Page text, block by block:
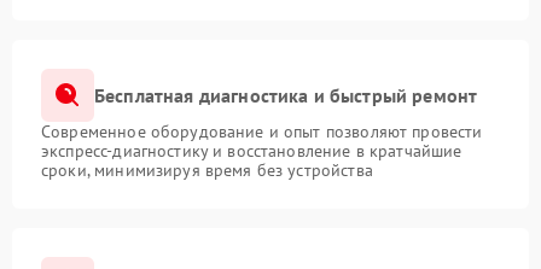
Бесплатная диагностика и быстрый ремонт
Современное оборудование и опыт позволяют провести
экспресс-диагностику и восстановление в кратчайшие
сроки, минимизируя время без устройства